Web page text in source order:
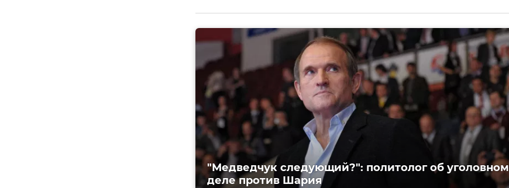
"Медведчук следующий?": политолог об уголовном
деле против Шария